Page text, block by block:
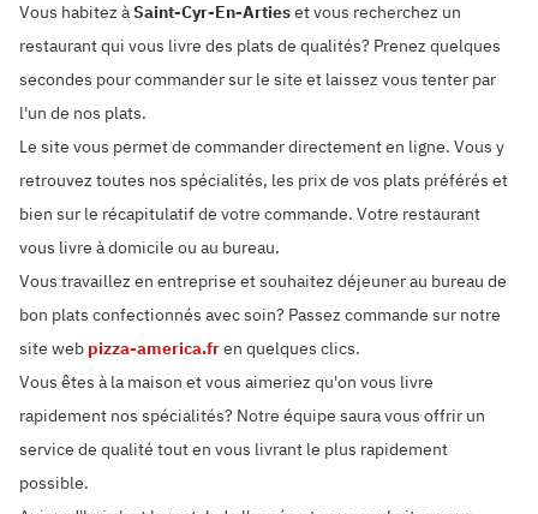
Vous habitez àSaint-Cyr-En-Artieset vous recherchez un
restaurant qui vous livre des plats de qualités? Prenez quelques
secondes pour commander sur le site et laissez vous tenter par
l'un de nos plats.
Le site vous permet de commander directement en ligne. Vous y
retrouvez toutes nos spécialités, les prix de vos plats préférés et
bien sur le récapitulatif de votre commande. Votre restaurant
vous livre à domicile ou au bureau.
Vous travaillez en entreprise et souhaitez déjeuner au bureau de
bon plats confectionnés avec soin? Passez commande sur notre
site web pizza-america.fren quelques clics.
Vous êtes à la maison et vous aimeriez qu'on vous livre
rapidement nos spécialités? Notre équipe saura vous offrir un
service de qualité tout en vous livrant le plus rapidement
possible.